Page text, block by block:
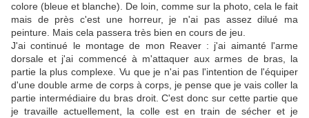
colore (bleue et blanche). De loin, comme sur la photo, cela le fait
mais de près c'est une horreur, je n'ai pas assez dilué ma
peinture. Mais cela passera très bien en cours de jeu.
J'ai continué le montage de mon Reaver : j'ai aimanté l'arme
dorsale et j'ai commencé à m'attaquer aux armes de bras, la
partie la plus complexe. Vu que je n'ai pas l'intention de l'équiper
d'une double arme de corps à corps, je pense que je vais coller la
partie intermédiaire du bras droit. C'est donc sur cette partie que
je travaille actuellement, la colle est en train de sécher et je